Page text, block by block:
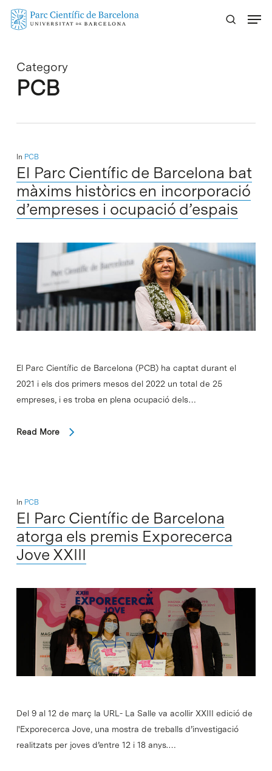
Skip
Category
PCB
In PCB
El Parc Científic de Barcelona bat
màxims històrics en incorporació
d’empreses i ocupació d’espais
El Parc Científic de Barcelona (PCB) ha captat durant el
2021 i els dos primers mesos del 2022 un total de 25
empreses, i es troba en plena ocupació dels…
Read More
In PCB
El Parc Científic de Barcelona
atorga els premis Exporecerca
Jove XXIII
Del 9 al 12 de març la URL- La Salle va acollir XXIII edició de
l'Exporecerca Jove, una mostra de treballs d’investigació
realitzats per joves d’entre 12 i 18 anys.…